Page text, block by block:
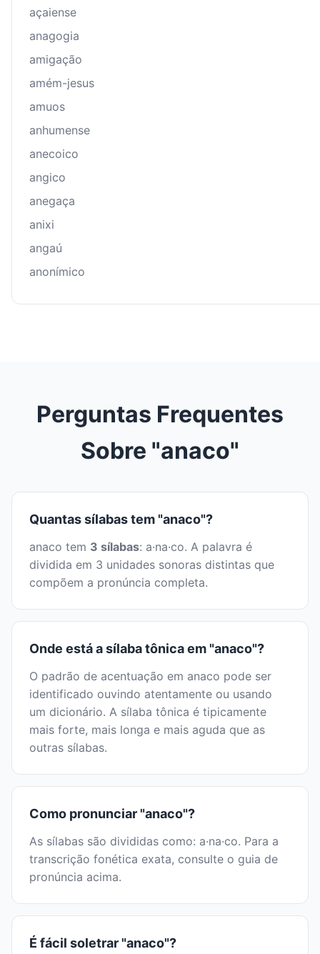
açaiense
anagogia
amigação
amém-jesus
amuos
anhumense
anecoico
angico
anegaça
anixi
angaú
anonímico
Perguntas Frequentes
Sobre "anaco"
Quantas sílabas tem "anaco"?
anaco tem 3 sílabas: a·na·co. A palavra é
dividida em 3 unidades sonoras distintas que
compõem a pronúncia completa.
Onde está a sílaba tônica em "anaco"?
O padrão de acentuação em anaco pode ser
identificado ouvindo atentamente ou usando
um dicionário. A sílaba tônica é tipicamente
mais forte, mais longa e mais aguda que as
outras sílabas.
Como pronunciar "anaco"?
As sílabas são divididas como: a·na·co. Para a
transcrição fonética exata, consulte o guia de
pronúncia acima.
É fácil soletrar "anaco"?